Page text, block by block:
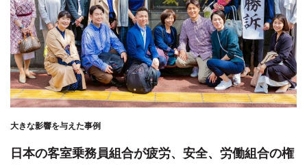
大きな影響を与えた事例
日本の客室乗務員組合が疲労、安全、労働組合の権